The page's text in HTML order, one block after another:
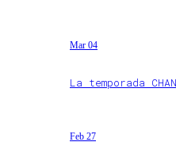
Mar 04
La temporada
Feb 27